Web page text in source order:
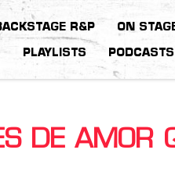
R&P ON
PLAYLISTS PODCASTS
DE AMOR